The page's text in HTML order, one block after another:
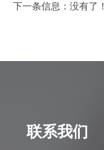
下一条信息：没有了！
联系我们